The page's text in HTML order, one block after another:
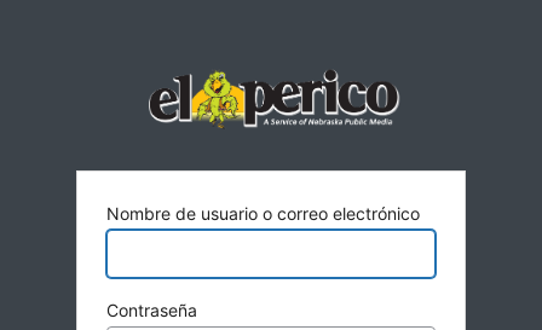
Nombre de usuario o correo electrónico
Contraseña